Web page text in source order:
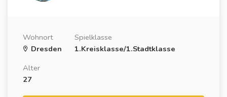
Wohnort
Dresden
Spielklasse
1.Kreisklasse/1.Stadtklasse
Alter
27